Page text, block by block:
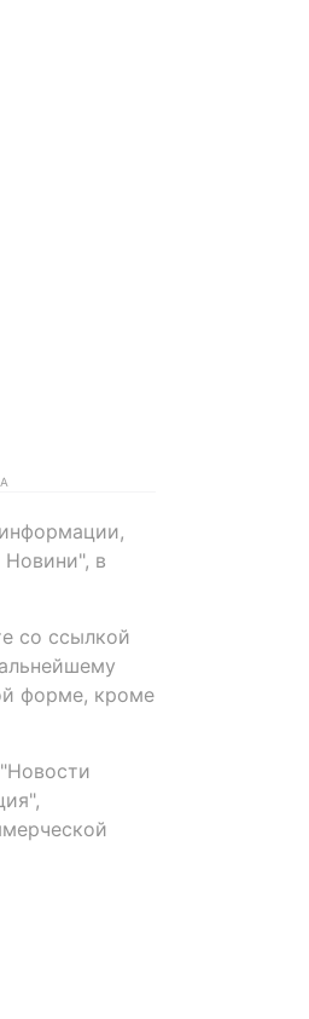
Новини", в
со ссылкой
форме, кроме